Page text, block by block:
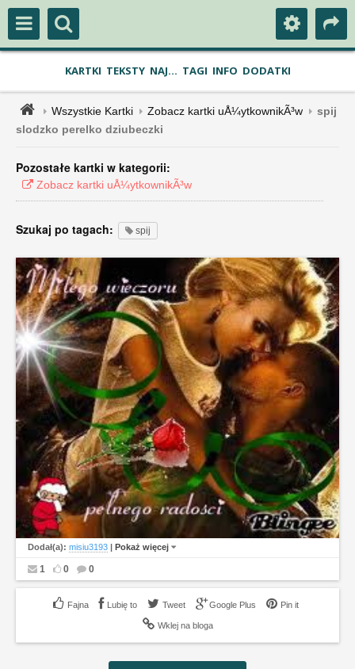
KARTKI TEKSTY NAJ... TAGI INFO DODATKI
Wszystkie Kartki Zobacz kartki uÅ¼ytkownikÃ³w
spij
slodzko perelko dziubeczki
Pozostałe kartki w kategorii:
Zobacz kartki uÅ¼ytkownikÃ³w
Szukaj po tagach: spij
Dodał(a): misiu3193 | Pokaż więcej
1 0 0
Lubię to Tweet Google Plus Pin it
Wklej na bloga